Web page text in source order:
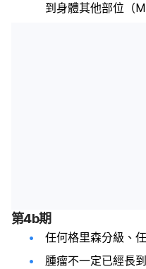
到身體其他部位（
第4b期
任何格里森分級、
腫瘤不一定已經長